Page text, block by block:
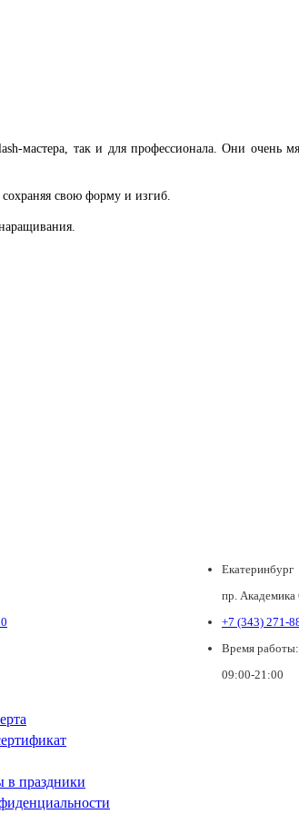
мастера, так и для профессионала. Они очень
свою форму и изгиб.
Екатеринбург
пр. Академика
+7 (343) 271-
Время работы:
09:00-21:00
в праздники